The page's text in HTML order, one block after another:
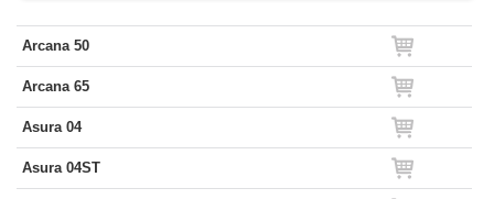
Arcana 50
Arcana 65
Asura 04
Asura 04ST